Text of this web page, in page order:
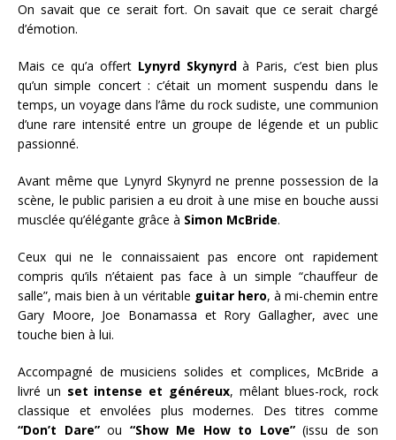
On savait que ce serait fort. On savait que ce serait chargé
d’émotion.
Mais ce qu’a offert Lynyrd Skynyrdà Paris, c’est bien plus
qu’un simple concert : c’était un moment suspendu dans le
temps, un voyage dans l’âme du rock sudiste, une communion
d’une rare intensité entre un groupe de légende et un public
passionné.
Avant même que Lynyrd Skynyrd ne prenne possession de la
scène, le public parisien a eu droit à une mise en bouche aussi
musclée qu’élégante grâce à Simon McBride.
Ceux qui ne le connaissaient pas encore ont rapidement
compris qu’ils n’étaient pas face à un simple “chauffeur de
salle”, mais bien à un véritable guitar hero, à mi-chemin entre
Gary Moore, Joe Bonamassa et Rory Gallagher, avec une
touche bien à lui.
Accompagné de musiciens solides et complices, McBride a
livré un set intense et généreux, mêlant blues-rock, rock
classique et envolées plus modernes. Des titres comme
“Don’t Dare”ou “Show Me How to Love”(issu de son